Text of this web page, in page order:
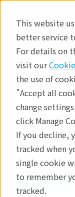
This website
better service
For details on
visit our
the use of
"Accept all
change
click Manage
If you decline,
tracked when
single cookie
to remember
tracked.
製品
アプリケーシ
DSCに
硬化
アプリケー